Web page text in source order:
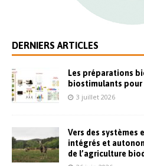
DERNIERS ARTICLES
Les préparations
biostimulants pour
3 juillet 2026
Vers des systèmes
intégrés et
de l’agriculture